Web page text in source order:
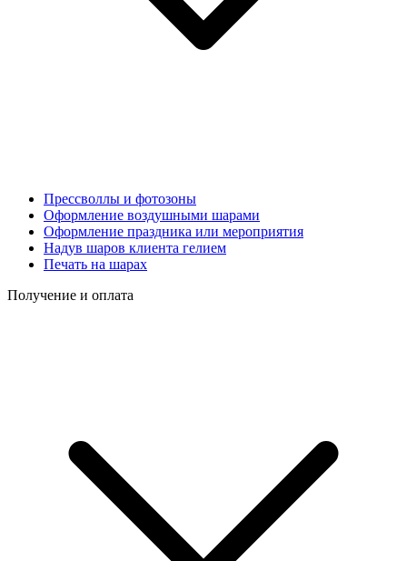
Прессволлы и фотозоны
Оформление воздушными шарами
Оформление праздника или мероприятия
Надув шаров клиента гелием
Печать на шарах
Получение и оплата